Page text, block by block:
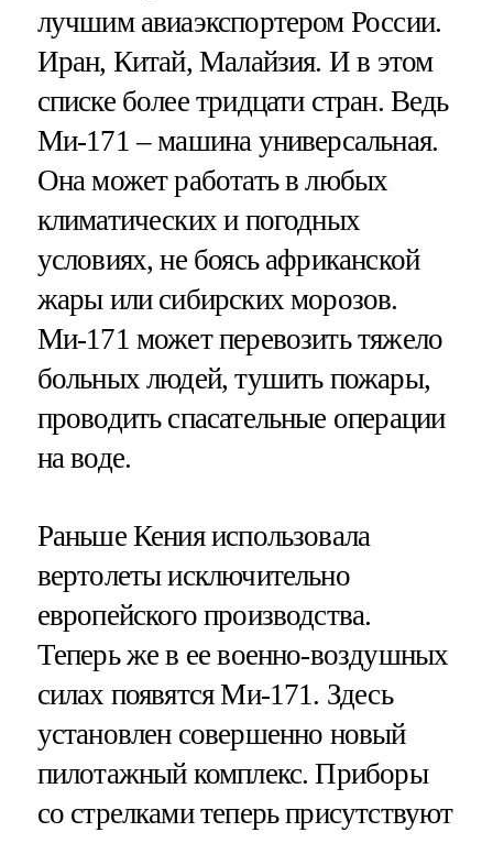
лучшим авиаэкспортером России.
Иран, Китай, Малайзия. И в этом
списке более тридцати стран. Ведь
Ми-171 – машина универсальная.
Она может работать в любых
климатических и погодных
условиях, не боясь африканской
жары или сибирских морозов.
Ми-171 может перевозить тяжело
больных людей, тушить пожары,
проводить спасательные операции
на воде.
Раньше Кения использовала
вертолеты исключительно
европейского производства.
Теперь же в ее военно-воздушных
силах появятся Ми-171. Здесь
установлен совершенно новый
пилотажный комплекс. Приборы
со стрелками теперь присутствуют